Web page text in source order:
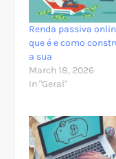
Renda passiva
que é e como
a sua
March 18, 2026
In "Geral"